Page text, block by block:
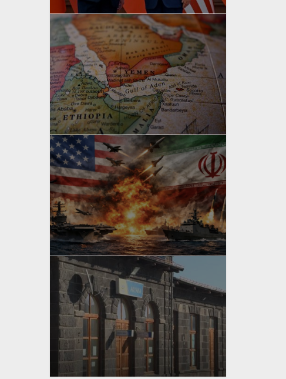
yazanBahri Ak
yazanBahri Ak
yazan Bahri Ak